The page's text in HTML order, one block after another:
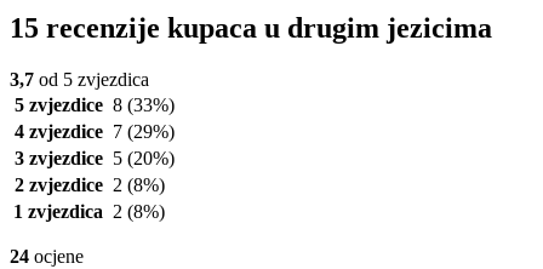
15 recenzije kupaca u drugim jezicima
3,7 od 5 zvjezdica
5 zvjezdice 8 (33%)
4 zvjezdice 7 (29%)
3 zvjezdice 5 (20%)
2 zvjezdice 2 (8%)
1 zvjezdica 2 (8%)
24 ocjene